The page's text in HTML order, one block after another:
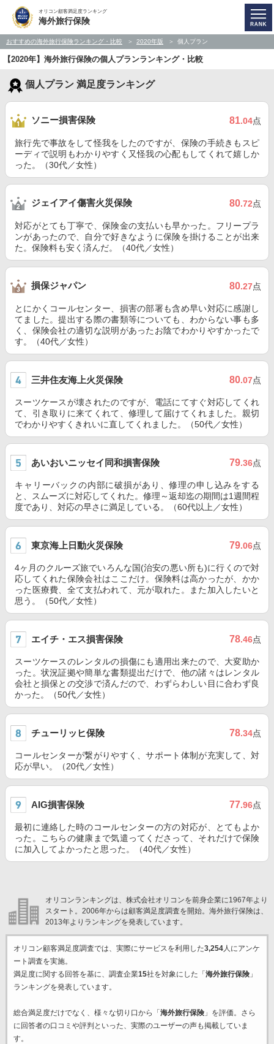
オリコン顧客満足度ランキング
海外旅行保険
おすすめの海外旅行保険ランキング・比較 2020年版 個人プラン
【2020年】海外旅行保険の個人プランランキング・比較
個人プラン 満足度ランキング
ソニー損害保険 81.04点
旅行先で事故をして怪我をしたのですが、保険の手続きもスピ
ーディで説明もわかりやすく又怪我の心配もしてくれて嬉しか
った。（30代／女性）
ジェイアイ傷害火災保険 80.72点
対応がとても丁寧で、保険金の支払いも早かった。フリープラ
ンがあったので、自分で好きなように保険を掛けることが出来
た。保険料も安く済んだ。（40代／女性）
損保ジャパン 80.27点
とにかくコールセンター、損害の部署も含め早い対応に感謝し
てました。提出する際の書類等についても、わからない事も多
く、保険会社の適切な説明があったお陰でわかりやすかったで
す。（40代／女性）
三井住友海上火災保険 80.07点
スーツケースが壊されたのですが、電話にてすぐ対応してくれ
て、引き取りに来てくれて、修理して届けてくれました。親切
でわかりやすくきれいに直してくれました。（50代／女性）
あいおいニッセイ同和損害保険 79.36点
キャリーバックの内部に破損があり、修理の申し込みをする
と、スムーズに対応してくれた。修理～返却迄の期間は1週間程
度であり、対応の早さに満足している。（60代以上／女性）
東京海上日動火災保険 79.06点
4ヶ月のクルーズ旅でいろんな国(治安の悪い所も)に行くので対
応してくれた保険会社はここだけ。保険料は高かったが、かか
った医療費、全て支払われて、元が取れた。また加入したいと
思う。（50代／女性）
エイチ・エス損害保険 78.46点
スーツケースのレンタルの損傷にも適用出来たので、大変助か
った。状況証拠や簡単な書類提出だけで、他の諸々はレンタル
会社と損保との交渉で済んだので、わずらわしい目に合わず良
かった。（50代／女性）
チューリッヒ保険 78.34点
コールセンターが繋がりやすく、サポート体制が充実して、対
応が早い。（20代／女性）
AIG損害保険 77.96点
最初に連絡した時のコールセンターの方の対応が、とてもよか
った。こちらの健康まで気遣ってくださって、それだけで保険
に加入してよかったと思った。（40代／女性）
オリコンランキングは、株式会社オリコンを前身企業に1967年より
スタート。2006年からは顧客満足度調査を開始。海外旅行保険は、
2013年よりランキングを発表しています。
オリコン顧客満足度調査では、実際にサービスを利用した3,254人にアンケ
ート調査を実施。
満足度に関する回答を基に、調査企業15社を対象にした「 海外旅行保険」
ランキングを発表しています。
総合満足度だけでなく、様々な切り口から「 海外旅行保険」を評価。さら
に回答者の口コミや評判といった、実際のユーザーの声も掲載していま
す。